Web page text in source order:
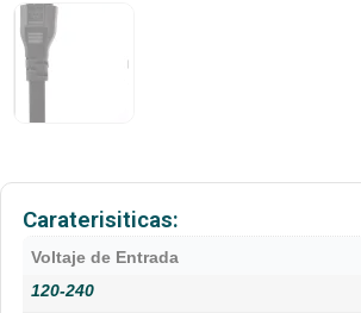
Caraterisiticas:
Voltaje de Entrada
120-240